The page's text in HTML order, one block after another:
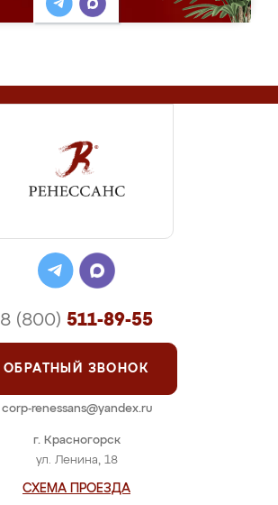
г. Красногорск
ул. Ленина, 18
СХЕМА ПРОЕЗДА
8 (800) 511-89-55
ОБРАТНЫЙ ЗВОНОК
corp-renessans@yandex.ru